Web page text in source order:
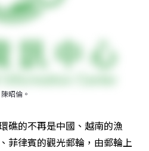
昭倫。
礁的不再是中國、越南的漁
菲律賓的觀光郵輪，由郵輪上